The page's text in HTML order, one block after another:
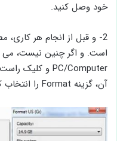
خود وصل کنید.
2- و قبل از انجام هر
آن، گزینه Format را انتخاب کرده سپس روی Start کلیک کنید.